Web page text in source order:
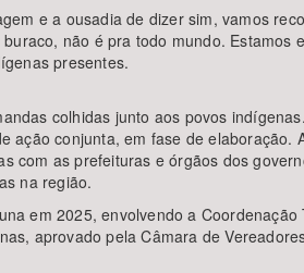
e a ousadia de dizer sim, vamos
não é pra todo mundo. Estamos
presentes.
colhidas junto aos povos
conjunta, em fase de elaboração.
com as prefeituras e órgãos dos
na região.
em 2025, envolvendo a
aprovado pela Câmara de